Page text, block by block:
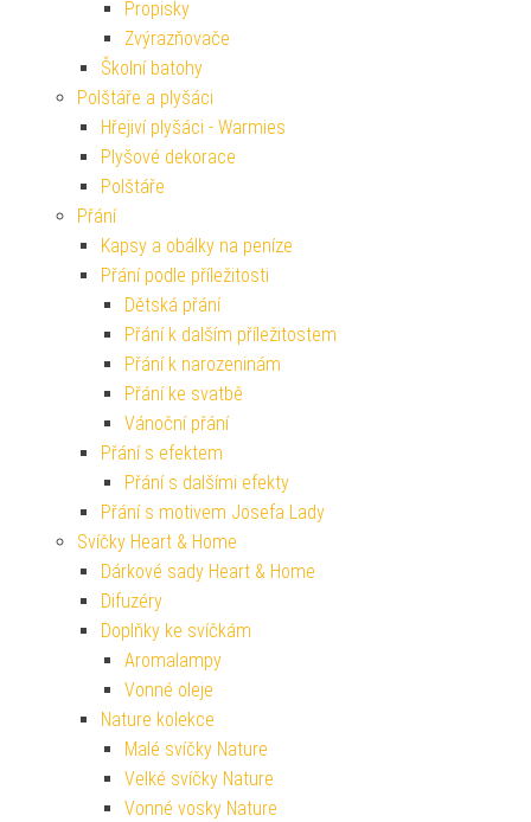
Propisky
Zvýrazňovače
Školní batohy
Polštáře a plyšáci
Hřejiví plyšáci - Warmies
Plyšové dekorace
Polštáře
Přání
Kapsy a obálky na peníze
Přání podle příležitosti
Dětská přání
Přání k dalším příležitostem
Přání k narozeninám
Přání ke svatbě
Vánoční přání
Přání s efektem
Přání s dalšími efekty
Přání s motivem Josefa Lady
Svíčky Heart & Home
Dárkové sady Heart & Home
Difuzéry
Doplňky ke svíčkám
Aromalampy
Vonné oleje
Nature kolekce
Malé svíčky Nature
Velké svíčky Nature
Vonné vosky Nature